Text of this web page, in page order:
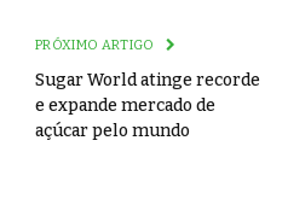
PRÓXIMO ARTIGO
Sugar World atinge recorde
e expande mercado de
açúcar pelo mundo